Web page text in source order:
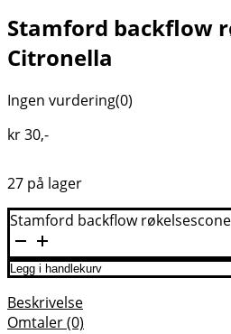
Stamford backflow
Citronella
Ingen vurdering(0)
kr30,-
27 på lager
Stamford backflow
Legg i handlekurv
Beskrivelse
Omtaler (0)